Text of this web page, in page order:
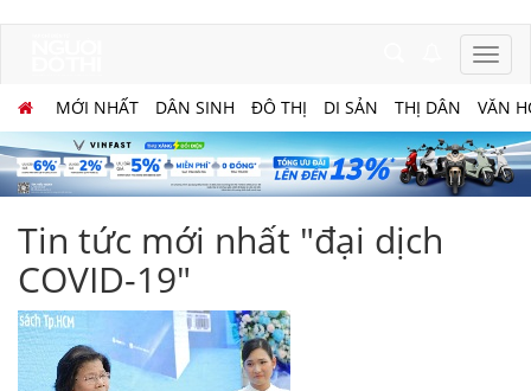
MỚI NHẤT DÂN SINH ĐÔ THỊ DI SẢN THỊ DÂN VĂN
Tin tức mới nhất "đại dịch
COVID-19"